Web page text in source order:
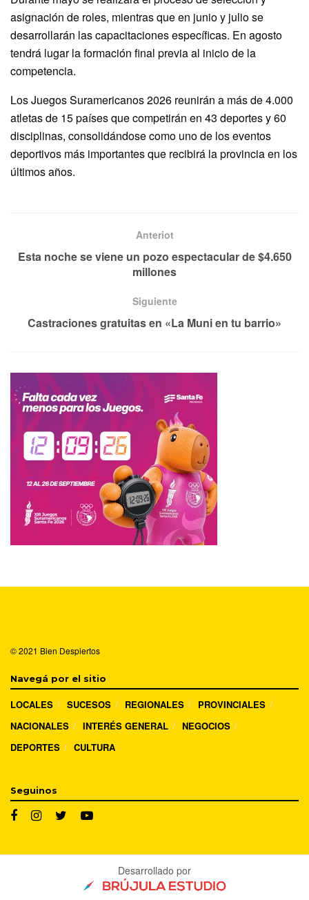
asignación de roles, mientras que en junio y julio se
desarrollarán las capacitaciones específicas. En agosto
tendrá lugar la formación final previa al inicio de la
competencia.
Los Juegos Suramericanos 2026 reunirán a más de 4.000
atletas de 15 países que competirán en 43 deportes y 60
disciplinas, consolidándose como uno de los eventos
deportivos más importantes que recibirá la provincia en los
últimos años.
Anteriot
Esta noche se viene un pozo espectacular de $4.650
millones
Siguiente
Castraciones gratuitas en «La Muni en tu barrio»
© 2021 Bien Despiertos
Navegá por el sitio
LOCALES SUCESOS REGIONALES
PROVINCIALES
NACIONALES
INTERÉS GENERAL
NEGOCIOS
DEPORTES
CULTURA
Seguinos
Desarrollado por